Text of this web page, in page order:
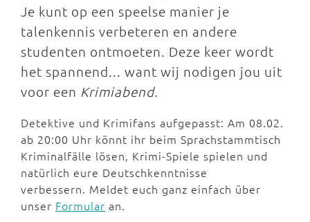
Je kunt op een speelse manier je
talenkennis verbeteren en andere
studenten ontmoeten. Deze keer wordt
het spannend... want wij nodigen jou uit
voor een Krimiabend.
Detektive und Krimifans aufgepasst: Am 08.02.
ab 20:00 Uhr könnt ihr beim Sprachstammtisch
Kriminalfälle lösen, Krimi-Spiele spielen und
natürlich eure Deutschkenntnisse
verbessern. Meldet euch ganz einfach über
unser Formular an.